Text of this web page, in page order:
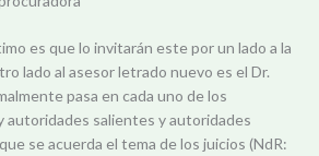
es que lo invitarán este por un lado a la
lado al asesor letrado nuevo es el Dr.
pasa en cada uno de los
autoridades salientes y autoridades
se acuerda el tema de los juicios (NdR: